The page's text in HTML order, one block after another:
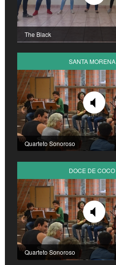
The Black
SANTA MORENA
Quarteto Sonoroso
DOCE DE COCO
Quarteto Sonoroso